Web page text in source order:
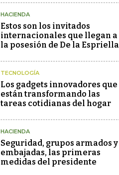
HACIENDA
Estos son los invitados
internacionales que llegan a
la posesión de De la Espriella
TECNOLOGÍA
Los gadgets innovadores que
están transformando las
tareas cotidianas del hogar
HACIENDA
Seguridad, grupos armados y
embajadas, las primeras
medidas del presidente